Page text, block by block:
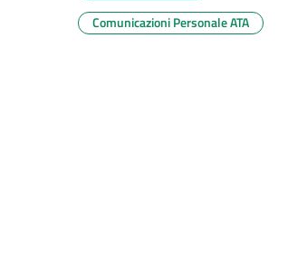
Comunicazioni Personale ATA